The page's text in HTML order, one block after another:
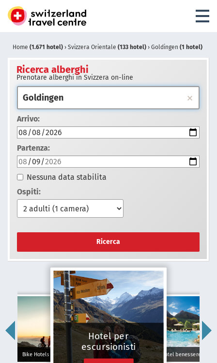
Home (1.671 hotel) › Svizzera Orientale (133 hotel) › Goldingen (1 hotel)
Ricerca alberghi
Prenotare alberghi in Svizzera on-line
Arrivo:
Partenza:
Nessuna data stabilita
Ospiti:
Ricerca
Bike Hotels
Hotel per
escursionisti
Hotel benessere